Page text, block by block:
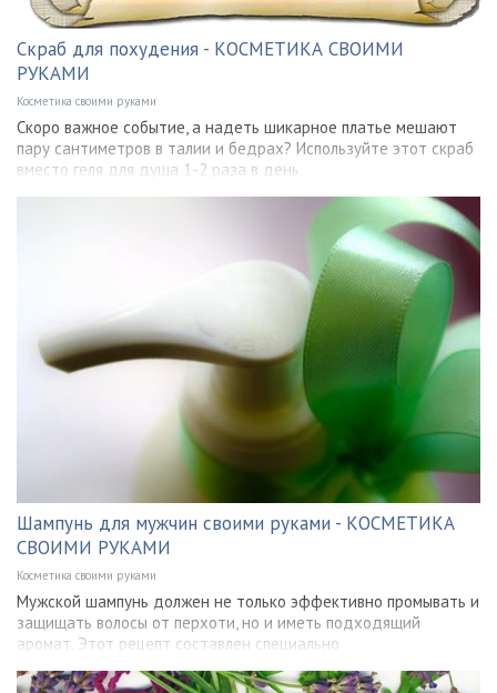
Скраб для похудения - КОСМЕТИКА СВОИМИ
РУКАМИ
Косметика своими руками
Скоро важное событие, а надеть шикарное платье мешают
пару сантиметров в талии и бедрах? Используйте этот скраб
вместо геля для душа 1-2 раза в день,
Шампунь для мужчин своими руками - КОСМЕТИКА
СВОИМИ РУКАМИ
Косметика своими руками
Мужской шампунь должен не только эффективно промывать и
защищать волосы от перхоти, но и иметь подходящий
аромат. Этот рецепт составлен специально